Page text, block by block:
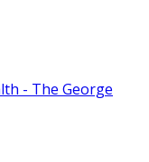
- The George